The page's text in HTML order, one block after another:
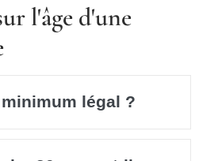
l'âge d'une
légal ?